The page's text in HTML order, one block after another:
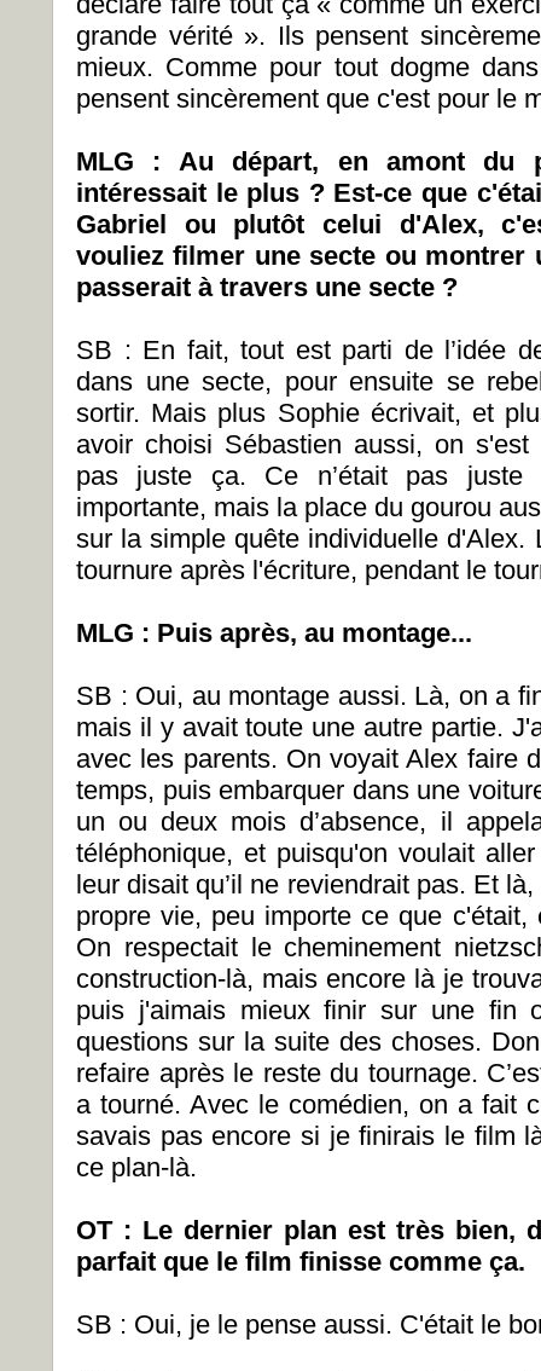
grande vérité ». Ils pensent
mieux. Comme pour tout dogme
pensent sincèrement que c'est pour le
MLG : Au départ, en amont du
intéressait le plus ? Est-ce que
Gabriel ou plutôt celui d'Alex,
vouliez filmer une secte ou montrer
passerait à travers une secte ?
SB : En fait, tout est parti de l’idée
dans une secte, pour ensuite se
sortir. Mais plus Sophie écrivait, et
avoir choisi Sébastien aussi, on
pas juste ça. Ce n’était pas
importante, mais la place du gourou
sur la simple quête individuelle d'Alex.
tournure après l'écriture, pendant le
MLG : Puis après, au montage...
SB : Oui, au montage aussi. Là, on a
mais il y avait toute une autre partie.
avec les parents. On voyait Alex faire
temps, puis embarquer dans une
un ou deux mois d’absence, il
téléphonique, et puisqu'on voulait
leur disait qu’il ne reviendrait pas. Et
propre vie, peu importe ce que c'était,
On respectait le cheminement
construction-là, mais encore là je
puis j'aimais mieux finir sur une fin
questions sur la suite des choses.
refaire après le reste du tournage.
a tourné. Avec le comédien, on a fait
savais pas encore si je finirais le film
ce plan-là.
OT : Le dernier plan est très bien,
parfait que le film finisse comme ça.
SB : Oui, je le pense aussi. C'était le